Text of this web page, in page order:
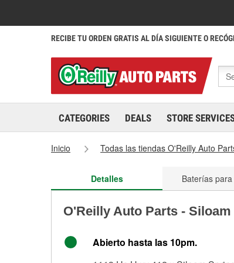
RECIBE TU ORDEN GRATIS AL DÍA SIGUIENTE O
CATEGORIES DEALS STORE
Inicio Todas las tiendas O'Reilly Auto
Detalles Baterías
O'Reilly Auto Parts -
Abierto hasta las 10pm.